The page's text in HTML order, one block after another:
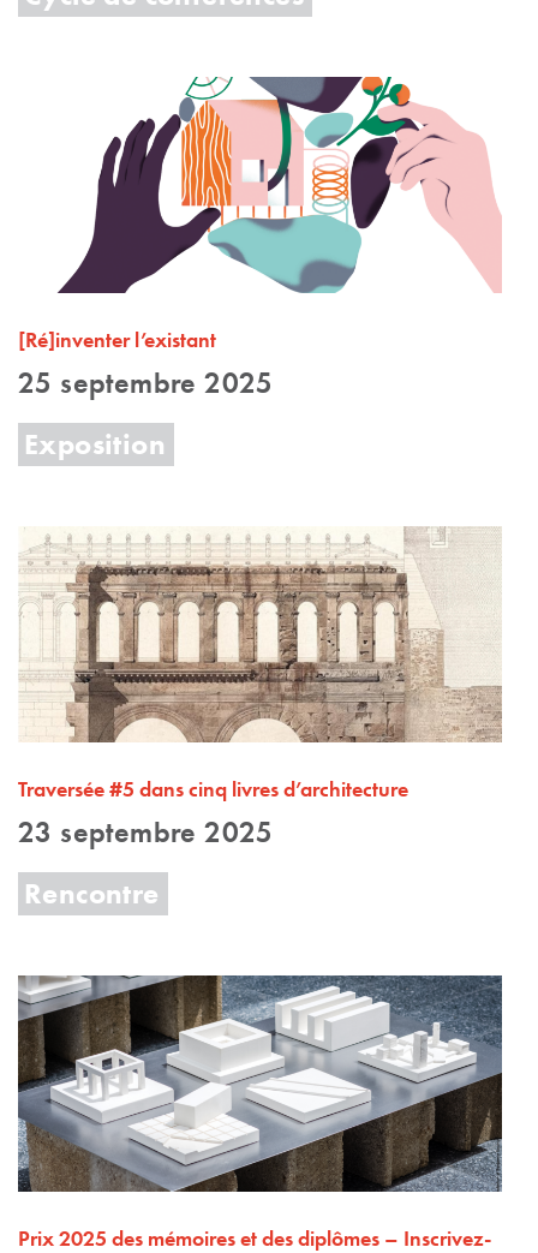
[Ré]inventer l’existant
25 septembre 2025
Exposition
Traversée #5 dans cinq livres d’architecture
23 septembre 2025
Rencontre
Prix 2025 des mémoires et des diplômes – Inscrivez-